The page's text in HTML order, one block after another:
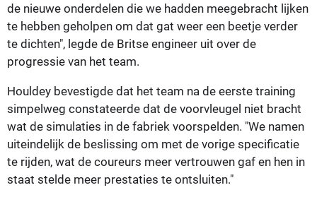
de nieuwe onderdelen die we hadden meegebracht lijken
te hebben geholpen om dat gat weer een beetje verder
te dichten", legde de Britse engineer uit over de
progressie van het team.
Houldey bevestigde dat het team na de eerste training
simpelweg constateerde dat de voorvleugel niet bracht
wat de simulaties in de fabriek voorspelden. "We namen
uiteindelijk de beslissing om met de vorige specificatie
te rijden, wat de coureurs meer vertrouwen gaf en hen in
staat stelde meer prestaties te ontsluiten."